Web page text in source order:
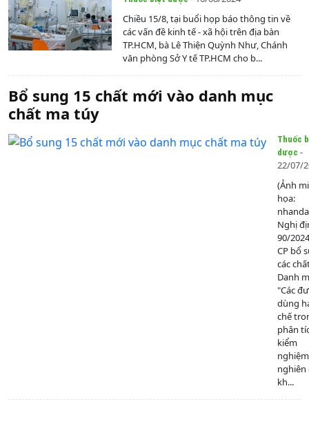
Chiều 15/8, tại buổi họp báo thông tin về
các vấn đề kinh tế - xã hội trên địa bàn
TP.HCM, bà Lê Thiện Quỳnh Như, Chánh
văn phòng Sở Y tế TP.HCM cho b...
Bổ sung 15 chất mới vào danh mục
chất ma túy
Thuốc
dược -
22/07/
(Ảnh
họa:
Nghị
90/
CP bổ
các
Danh
"Các
dùng
chế
phân
kiểm
nghiên
kh...